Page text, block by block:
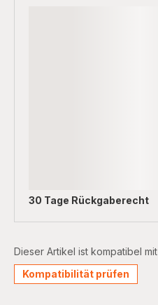
30 Tage Rückgaberecht
Dieser Artikel ist kompatibel mit
Kompatibilität prüfen